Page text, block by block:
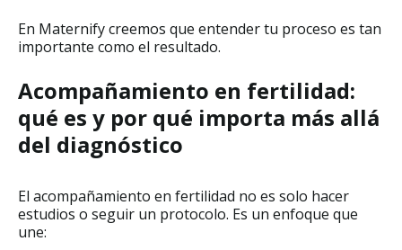
En Maternify creemos que entender tu proceso es tan
importante como el resultado.
Acompañamiento en fertilidad:
qué es y por qué importa más allá
del diagnóstico
El acompañamiento en fertilidad no es solo hacer
estudios o seguir un protocolo. Es un enfoque que
une: